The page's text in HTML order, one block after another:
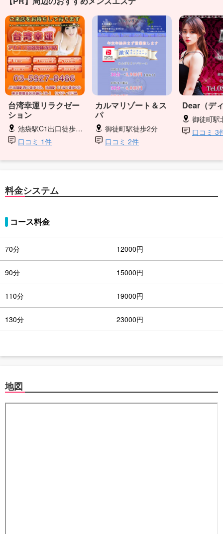
台湾幸運リラクゼー
ション
池袋駅C1出口徒歩0分
口コミ 1件
カルマリゾート＆ス
パ
御徒町駅徒歩2分
口コミ 2件
Dear（デ
御徒町駅
口コミ 3
料金システム
コース料金
70分 12000円
90分 15000円
110分 19000円
130分 23000円
地図